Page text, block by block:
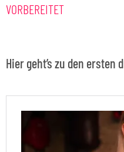
VORBEREITET
Hier geht’s zu den ersten